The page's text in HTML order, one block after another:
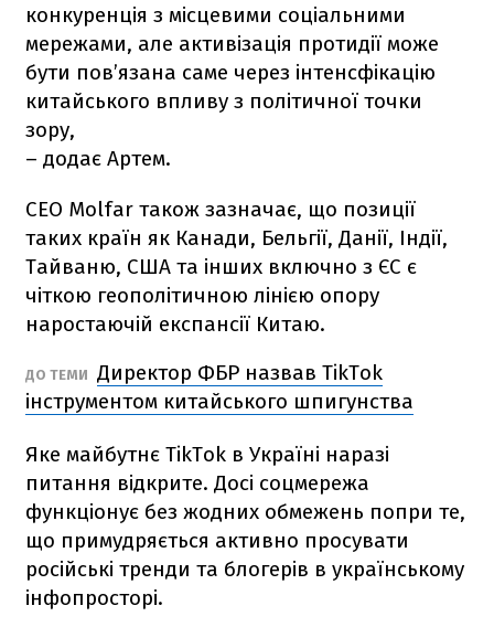
конкуренція з місцевими соціальними
мережами, але активізація протидії може
бути пов’язана саме через інтенсфікацію
китайського впливу з політичної точки
зору,
– додає Артем.
CEO Molfar також зазначає, що позиції
таких країн як Канади, Бельгії, Данії, Індії,
Тайваню, США та інших включно з ЄС є
чіткою геополітичною лінією опору
наростаючій експансії Китаю.
ДО ТЕМИ Директор ФБР назвав TikTok
інструментом китайського шпигунства
Яке майбутнє TikTok в Україні наразі
питання відкрите. Досі соцмережа
функціонує без жодних обмежень попри те,
що примудряється активно просувати
російські тренди та блогерів в українському
інфопросторі.